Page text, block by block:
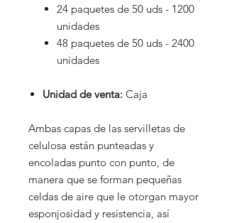
24 paquetes de 50 uds - 1200
unidades
48 paquetes de 50 uds - 2400
unidades
Unidad de venta: Caja
Ambas capas de las servilletas de
celulosa están punteadas y
encoladas punto con punto, de
manera que se forman pequeñas
celdas de aire que le otorgan mayor
esponjosidad y resistencia, así